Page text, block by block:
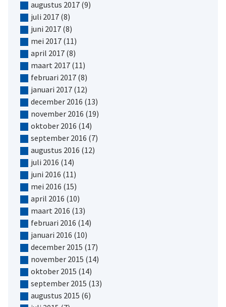
augustus 2017(9)
juli 2017(8)
juni 2017(8)
mei 2017(11)
april 2017(8)
maart 2017(11)
februari 2017(8)
januari 2017(12)
december 2016 (13)
november 2016 (19)
oktober 2016 (14)
september 2016 (7)
augustus 2016 (12)
juli 2016 (14)
juni 2016 (11)
mei 2016 (15)
april 2016 (10)
maart 2016 (13)
februari 2016 (14)
januari 2016 (10)
december 2015 (17)
november 2015 (14)
oktober 2015 (14)
september 2015 (13)
augustus 2015 (6)